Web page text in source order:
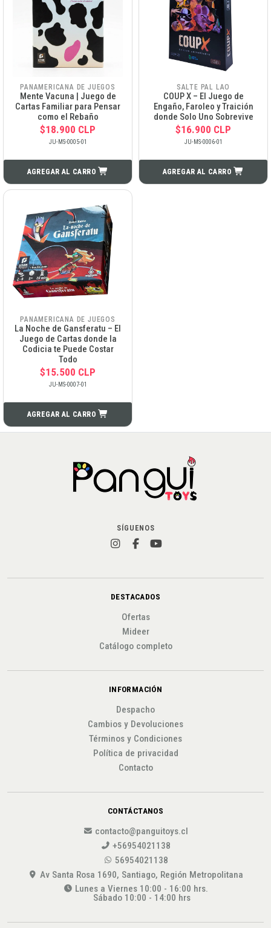
PANAMERICANA DE JUEGOS
Mente Vacuna | Juego de
Cartas Familiar para Pensar
como el Rebaño
$18.900 CLP
JU-MS-0005-01
AGREGAR AL CARRO
SALTE PAL LAO
COUP X – El Juego de
Engaño, Faroleo y Traición
donde Solo Uno Sobrevive
$16.900 CLP
JU-MS-0006-01
AGREGAR AL CARRO
PANAMERICANA DE JUEGOS
La Noche de Gansferatu – El
Juego de Cartas donde la
Codicia te Puede Costar
Todo
$15.500 CLP
JU-MS-0007-01
AGREGAR AL CARRO
SÍGUENOS
DESTACADOS
Ofertas
Mideer
Catálogo completo
INFORMACIÓN
Despacho
Cambios y Devoluciones
Términos y Condiciones
Política de privacidad
Contacto
CONTÁCTANOS
contacto@panguitoys.cl
+56954021138
56954021138
Av Santa Rosa 1690, Santiago, Región Metropolitana
Lunes a Viernes 10:00 - 16:00 hrs.
Sábado 10:00 - 14:00 hrs